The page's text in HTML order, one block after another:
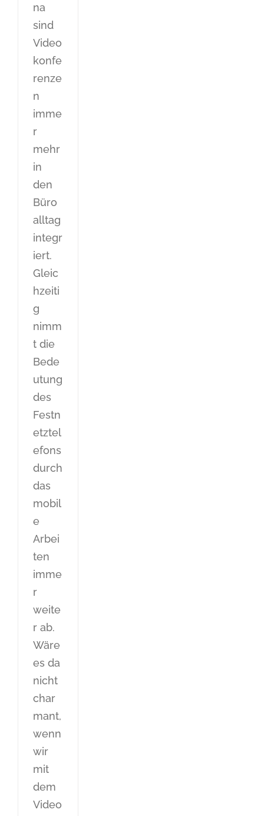
na
sind
Video
konfe
renze
n
imme
r
mehr
in
den
Büro
alltag
integr
iert.
Gleic
hzeiti
g
nimm
t die
Bede
utung
des
Festn
etztel
efons
durch
das
mobil
e
Arbei
ten
imme
r
weite
r ab.
Wäre
es da
nicht
char
mant,
wenn
wir
mit
dem
Video